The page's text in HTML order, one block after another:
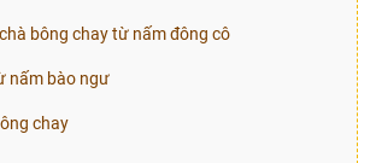
bông chay từ nấm đông cô
nấm bào ngư
chay